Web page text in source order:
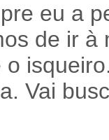
eu a
de ir à
Vai